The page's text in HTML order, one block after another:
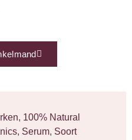
, 100% Natural
, Serum, Soort